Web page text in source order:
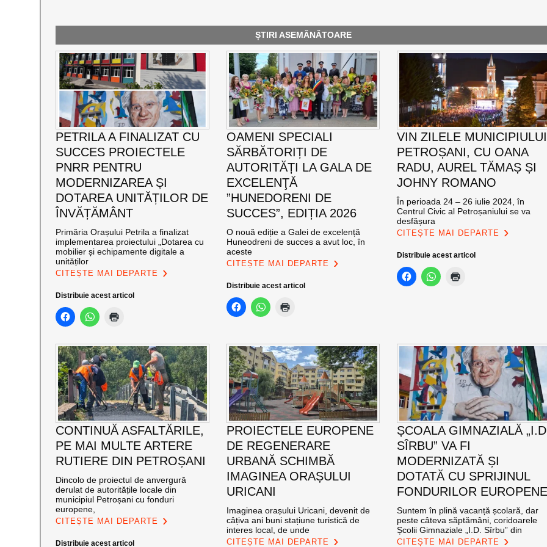
ȘTIRI ASEMĂNĂTOARE
PETRILA A FINALIZAT CU
SUCCES PROIECTELE
PNRR PENTRU
MODERNIZAREA ȘI
DOTAREA UNITĂȚILOR DE
ÎNVĂȚĂMÂNT
Primăria Orașului Petrila a finalizat
implementarea proiectului „Dotarea cu
mobilier și echipamente digitale a
unităților
CITEȘTE MAI DEPARTE
Distribuie acest articol
OAMENI SPECIALI
SĂRBĂTORIȚI DE
AUTORITĂȚI LA GALA DE
EXCELENŢĂ
”HUNEDORENI DE
SUCCES”, EDIȚIA 2026
O nouă ediție a Galei de excelență
Huneodreni de succes a avut loc, în
aceste
CITEȘTE MAI DEPARTE
Distribuie acest articol
VIN ZILELE MUNICIPIULUI
PETROȘANI, CU OANA
RADU, AUREL TĂMAȘ ȘI
JOHNY ROMANO
În perioada 24 – 26 iulie 2024, în
Centrul Civic al Petroșaniului se va
desfășura
CITEȘTE MAI DEPARTE
Distribuie acest articol
CONTINUĂ ASFALTĂRILE,
PE MAI MULTE ARTERE
RUTIERE DIN PETROȘANI
Dincolo de proiectul de anvergură
derulat de autoritățile locale din
municipiul Petroșani cu fonduri
europene,
CITEȘTE MAI DEPARTE
Distribuie acest articol
PROIECTELE EUROPENE
DE REGENERARE
URBANĂ SCHIMBĂ
IMAGINEA ORAȘULUI
URICANI
Imaginea orașului Uricani, devenit de
câțiva ani buni stațiune turistică de
interes local, de unde
CITEȘTE MAI DEPARTE
ȘCOALA GIMNAZIALĂ
SÎRBU” VA FI
MODERNIZATĂ ȘI
DOTATĂ CU SPRIJINUL
FONDURILOR
Suntem în plină vacanță școlară, dar
peste câteva săptămâni, coridoarele
Școlii Gimnaziale „I.D. Sîrbu” din
CITEȘTE MAI DEPARTE